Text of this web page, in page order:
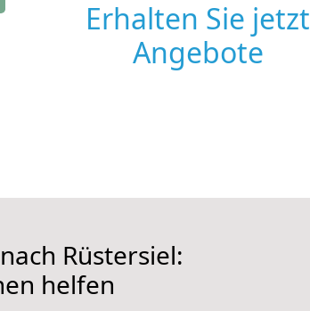
Erhalten Sie jetzt
Angebote
Rüstersiel:
helfen